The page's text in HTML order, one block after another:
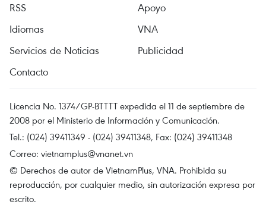
RSS
Apoyo
Idiomas
VNA
Servicios de Noticias
Publicidad
Contacto
Licencia No. 1374/GP-BTTTT expedida el 11 de septiembre de
2008 por el Ministerio de Información y Comunicación.
Tel.: (024) 39411349 - (024) 39411348, Fax: (024) 39411348
Correo: vietnamplus@vnanet.vn
© Derechos de autor de VietnamPlus, VNA. Prohibida su
reproducción, por cualquier medio, sin autorización expresa por
escrito.